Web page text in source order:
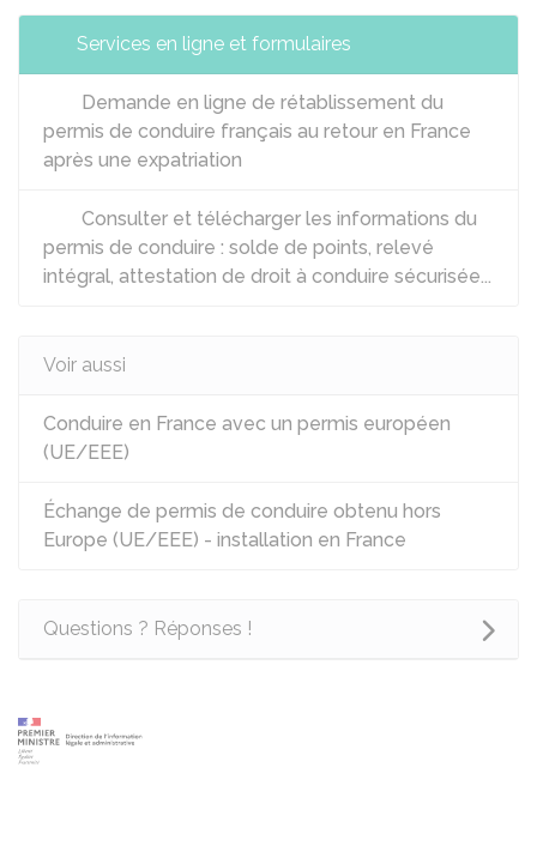
Services en ligne et formulaires
Demande en ligne de rétablissement du
permis de conduire français au retour en France
après une expatriation
Consulter et télécharger les informations du
permis de conduire : solde de points, relevé
intégral, attestation de droit à conduire sécurisée...
Voir aussi
Conduire en France avec un permis européen
(UE/EEE)
Échange de permis de conduire obtenu hors
Europe (UE/EEE) - installation en France
Questions ? Réponses !